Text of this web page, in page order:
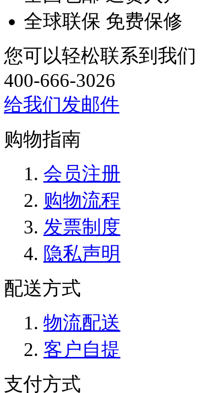
全球联保 免费保修
您可以轻松联系到我们
400-666-3026
给我们发邮件
购物指南
会员注册
购物流程
发票制度
隐私声明
配送方式
物流配送
客户自提
支付方式